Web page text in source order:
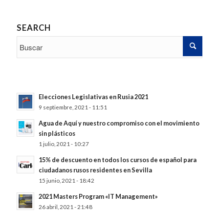
SEARCH
Elecciones Legislativas en Rusia 2021
9 septiembre, 2021 - 11:51
Agua de Aquí y nuestro compromiso con el movimiento
sin plásticos
1 julio, 2021 - 10:27
15% de descuento en todos los cursos de español para
ciudadanos rusos residentes en Sevilla
15 junio, 2021 - 18:42
2021 Masters Program «IT Management»
26 abril, 2021 - 21:48